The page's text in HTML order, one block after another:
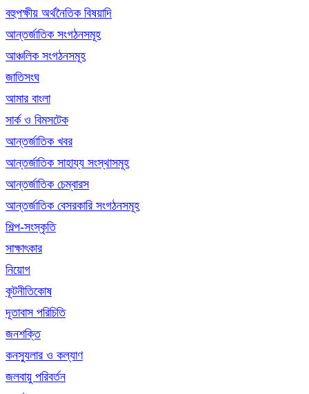
বহুপক্ষীয় অর্থনৈতিক বিষয়াদি
আন্তর্জাতিক সংগঠনসমূহ
আঞ্চলিক সংগঠনসমূহ
জাতিসংঘ
আমার বাংলা
সার্ক ও বিমসটেক
আন্তর্জাতিক খবর
আন্তর্জাতিক সাহায্য সংস্থাসমূহ
আন্তর্জাতিক চেম্বারস
আন্তর্জাতিক বেসরকারি সংগঠনসমূহ
শিল্প-সংস্কৃতি
সাক্ষাৎকার
নিয়োগ
কূটনীতিকোষ
দূতাবাস পরিচিতি
জনশক্তি
কনস্যুলার ও কল্যাণ
জলবায়ু পরিবর্তন